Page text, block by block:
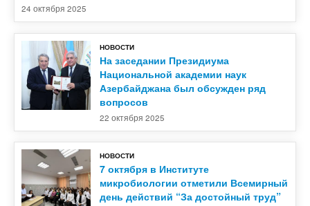
24 октября 2025
НОВОСТИ
На заседании Президиума
Национальной академии наук
Азербайджана был обсужден ряд
вопросов
22 октября 2025
НОВОСТИ
7 октября в Институте
микробиологии отметили Всемирный
день действий “За достойный труд”